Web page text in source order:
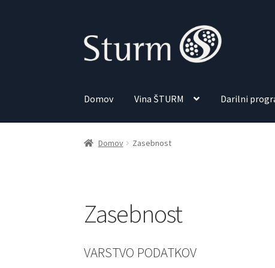
to
navigation
to
content
Domov Vina ŠTURM Darilni
Domov Zasebnost
Zasebnost
VARSTVO PODATKOV